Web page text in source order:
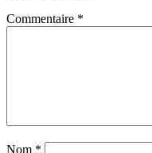
Commentaire *
Nom *